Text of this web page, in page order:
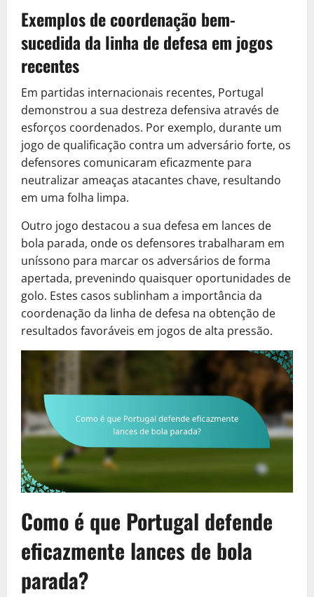
Exemplos de coordenação bem-
sucedida da linha de defesa em jogos
recentes
Em partidas internacionais recentes, Portugal
demonstrou a sua destreza defensiva através de
esforços coordenados. Por exemplo, durante um
jogo de qualificação contra um adversário forte, os
defensores comunicaram eficazmente para
neutralizar ameaças atacantes chave, resultando
em uma folha limpa.
Outro jogo destacou a sua defesa em lances de
bola parada, onde os defensores trabalharam em
uníssono para marcar os adversários de forma
apertada, prevenindo quaisquer oportunidades de
golo. Estes casos sublinham a importância da
coordenação da linha de defesa na obtenção de
resultados favoráveis em jogos de alta pressão.
Como é que Portugal defende
eficazmente lances de bola
parada?